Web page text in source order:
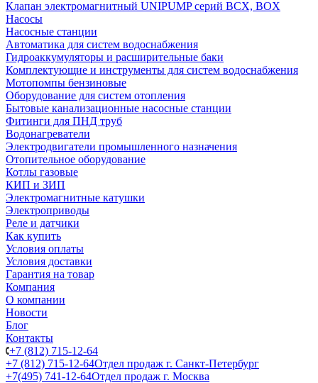
Клапан электромагнитный UNIPUMP серий BCX, BOX
Насосы
Насосные станции
Автоматика для систем водоснабжения
Гидроаккумуляторы и расширительные баки
Комплектующие и инструменты для систем водоснабжения
Мотопомпы бензиновые
Оборудование для систем отопления
Бытовые канализационные насосные станции
Фитинги для ПНД труб
Водонагреватели
Электродвигатели промышленного назначения
Отопительное оборудование
Котлы газовые
КИП и ЗИП
Электромагнитные катушки
Электроприводы
Реле и датчики
Как купить
Условия оплаты
Условия доставки
Гарантия на товар
Компания
О компании
Новости
Блог
Контакты
+7 (812) 715-12-64
+7 (812) 715-12-64Отдел продаж г. Санкт-Петербург
+7(495) 741-12-64Отдел продаж г. Москва